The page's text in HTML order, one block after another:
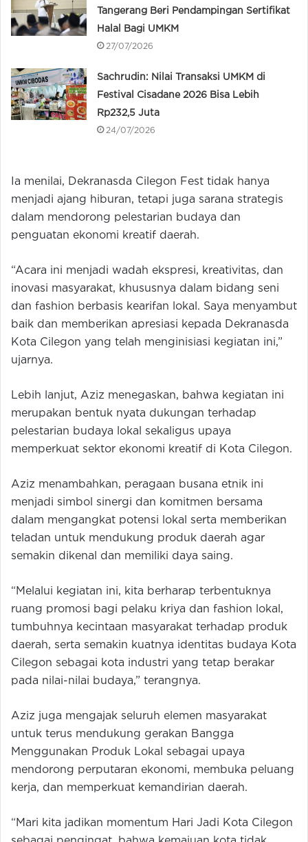
Tangerang Beri Pendampingan Sertifikat
Halal Bagi UMKM
27/07/2026
Sachrudin: Nilai Transaksi UMKM di
Festival Cisadane 2026 Bisa Lebih
Rp232,5 Juta
24/07/2026
Ia menilai, Dekranasda Cilegon Fest tidak hanya
menjadi ajang hiburan, tetapi juga sarana strategis
dalam mendorong pelestarian budaya dan
penguatan ekonomi kreatif daerah.
“Acara ini menjadi wadah ekspresi, kreativitas, dan
inovasi masyarakat, khususnya dalam bidang seni
dan fashion berbasis kearifan lokal. Saya menyambut
baik dan memberikan apresiasi kepada Dekranasda
Kota Cilegon yang telah menginisiasi kegiatan ini,”
ujarnya.
Lebih lanjut, Aziz menegaskan, bahwa kegiatan ini
merupakan bentuk nyata dukungan terhadap
pelestarian budaya lokal sekaligus upaya
memperkuat sektor ekonomi kreatif di Kota Cilegon.
Aziz menambahkan, peragaan busana etnik ini
menjadi simbol sinergi dan komitmen bersama
dalam mengangkat potensi lokal serta memberikan
teladan untuk mendukung produk daerah agar
semakin dikenal dan memiliki daya saing.
“Melalui kegiatan ini, kita berharap terbentuknya
ruang promosi bagi pelaku kriya dan fashion lokal,
tumbuhnya kecintaan masyarakat terhadap produk
daerah, serta semakin kuatnya identitas budaya Kota
Cilegon sebagai kota industri yang tetap berakar
pada nilai-nilai budaya,” terangnya.
Aziz juga mengajak seluruh elemen masyarakat
untuk terus mendukung gerakan Bangga
Menggunakan Produk Lokal sebagai upaya
mendorong perputaran ekonomi, membuka peluang
kerja, dan memperkuat kemandirian daerah.
“Mari kita jadikan momentum Hari Jadi Kota Cilegon